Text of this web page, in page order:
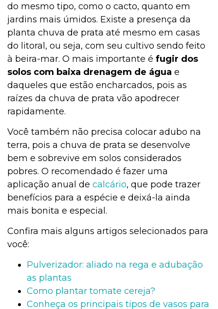
do mesmo tipo, como o cacto, quanto em
jardins mais úmidos. Existe a presença da
planta chuva de prata até mesmo em casas
do litoral, ou seja, com seu cultivo sendo feito
à beira-mar. O mais importante é fugir dos
solos com baixa drenagem de água e
daqueles que estão encharcados, pois as
raízes da chuva de prata vão apodrecer
rapidamente.
Você também não precisa colocar adubo na
terra, pois a chuva de prata se desenvolve
bem e sobrevive em solos considerados
pobres. O recomendado é fazer uma
aplicação anual de calcário, que pode trazer
benefícios para a espécie e deixá-la ainda
mais bonita e especial.
Confira mais alguns artigos selecionados para
você:
Pulverizador: aliado na rega e adubação
as plantas
Como plantar tomate cereja?
Conheça os principais tipos de vasos para